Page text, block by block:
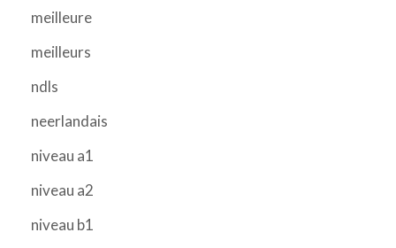
meilleure
meilleurs
ndls
neerlandais
niveau a1
niveau a2
niveau b1